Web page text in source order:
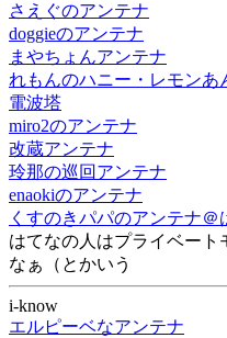
さえぐのアンテナ
doggieのアンテナ
まやちょんアンテナ
れもんのハニー・レモンあ
電波塔
miro2のアンテナ
改蔵アンテナ
玲那の巡回アンテナ
enaokiのアンテナ
くすのきパパのアンテナ＠
はてなの人はプライベー
なぁ（とかいう
i-know
エルピーベなアンテナ